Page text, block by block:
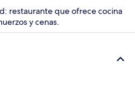
restaurante que ofrece cocina
y cenas.